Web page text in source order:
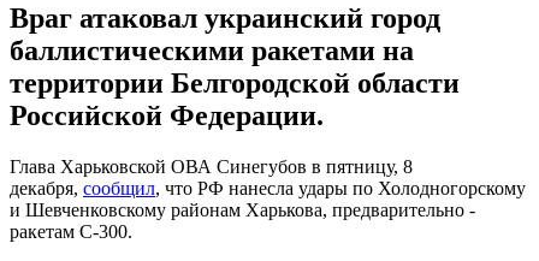
Враг атаковал украинский город
баллистическими ракетами на
территории Белгородской области
Российской Федерации.
Глава Харьковской ОВА Синегубов в пятницу, 8
декабря, сообщил, что РФ нанесла удары по Холодногорскому
и Шевченковскому районам Харькова, предварительно -
ракетам С-300.